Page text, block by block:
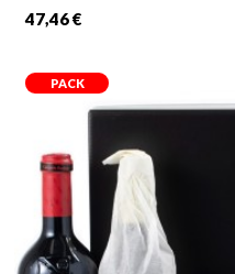
47,46 €
PACK